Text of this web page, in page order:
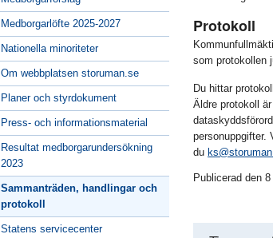
Medborgarlöfte 2025-2027
Nationella minoriteter
Om webbplatsen storuman.se
Planer och styrdokument
Press- och informationsmaterial
Resultat medborgarundersökning
2023
Sammanträden, handlingar och
protokoll
Statens servicecenter
Protokoll
som protokollen
Du hittar
Äldre protokoll
personuppgifter.
du
Publicerad den